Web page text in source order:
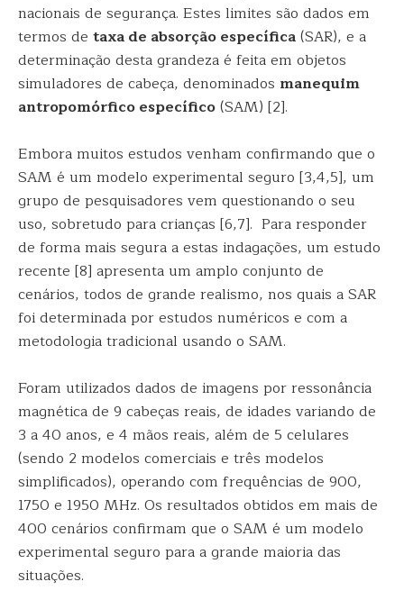
nacionais de segurança. Estes limites são dados em
termos de taxa de absorção específica(SAR), e a
determinação desta grandeza é feita em objetos
simuladores de cabeça, denominados manequim
antropomórfico específico(SAM) [2].
Embora muitos estudos venham confirmando que o
SAM é um modelo experimental seguro [3,4,5], um
grupo de pesquisadores vem questionando o seu
uso, sobretudo para crianças [6,7]. Para responder
de forma mais segura a estas indagações, um estudo
recente [8] apresenta um amplo conjunto de
cenários, todos de grande realismo, nos quais a SAR
foi determinada por estudos numéricos e com a
metodologia tradicional usando o SAM.
Foram utilizados dados de imagens por ressonância
magnética de 9 cabeças reais, de idades variando de
3 a 40 anos, e 4 mãos reais, além de 5 celulares
(sendo 2 modelos comerciais e três modelos
simplificados), operando com frequências de 900,
1750 e 1950 MHz. Os resultados obtidos em mais de
400 cenários confirmam que o SAM é um modelo
experimental seguro para a grande maioria das
situações.